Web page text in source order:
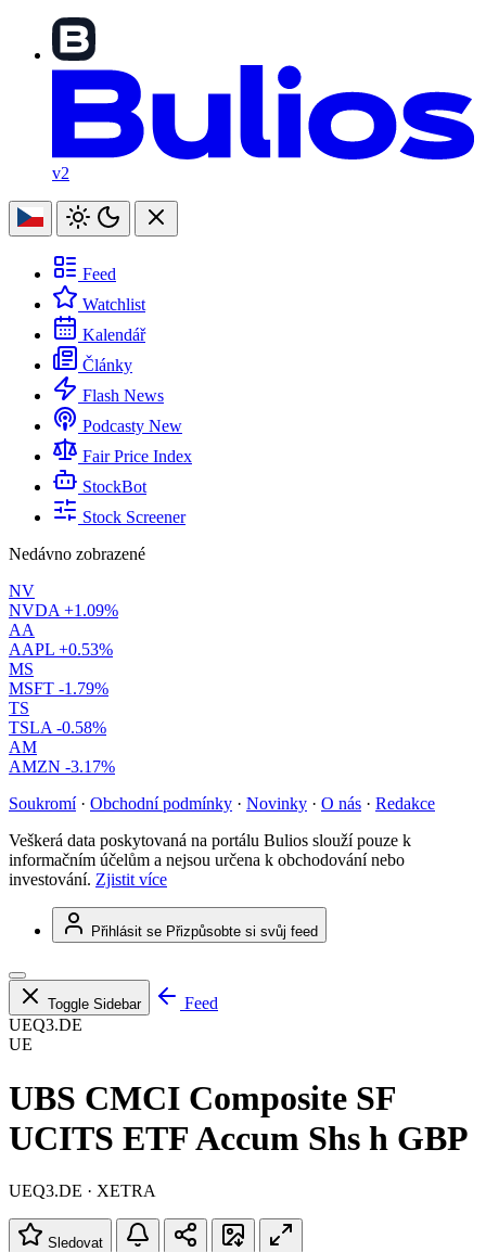
v2
Feed
Watchlist
Kalendář
Články
Flash News
Podcasty New
Fair Price Index
StockBot
Stock Screener
Nedávno zobrazené
NV
NVDA +1.09%
AA
AAPL +0.53%
MS
MSFT -1.79%
TS
TSLA -0.58%
AM
AMZN -3.17%
Soukromí · Obchodní podmínky · Novinky · O nás · Redakce
Veškerá data poskytovaná na portálu Bulios slouží pouze k
informačním účelům a nejsou určena k obchodování nebo
investování. Zjistit více
Přihlásit se Přizpůsobte si svůj feed
Toggle Sidebar
Feed
UEQ3.DE
UE
UBS CMCI Composite SF
UCITS ETF Accum Shs h GBP
UEQ3.DE · XETRA
Sledovat